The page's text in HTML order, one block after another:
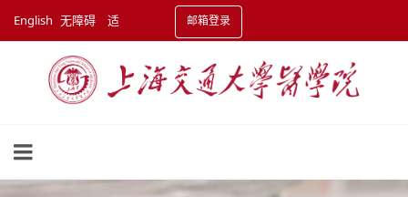
English 无障碍 适 邮箱登录